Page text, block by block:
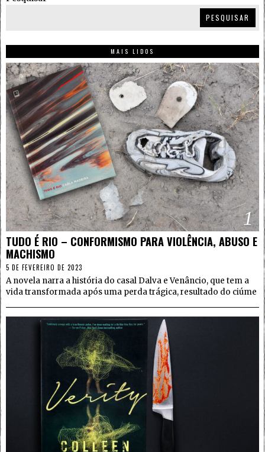
PESQUISAR
MAIS LIDOS
1
TUDO É RIO – CONFORMISMO PARA VIOLÊNCIA, ABUSO E
MACHISMO
5 DE FEVEREIRO DE 2023
A novela narra a história do casal Dalva e Venâncio, que tem a
vida transformada após uma perda trágica, resultado do ciúme